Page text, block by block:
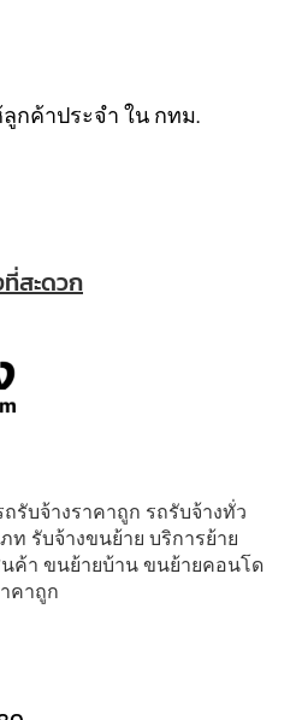
กค้าประจำ ใน กทม.
สะดวก
รับจ้างราคาถูก รถรับจ้างทั่ว
ท รับจ้างขนย้าย บริการย้าย
ค้า ขนย้ายบ้าน ขนย้ายคอนโด
คาถูก